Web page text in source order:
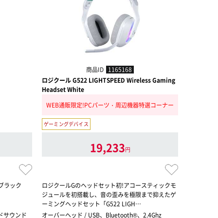
ラック
サウンド
商品ID 1165168
ロジクール G522 LIGHTSPEED Wireless Gaming
Headset White
WEB通販限定!PCパーツ・周辺機器特選コーナー
ゲーミングデバイス
19,233円
ロジクールGのヘッドセット初!アコースティックモ
ジュールを初搭載し、音の歪みを極限まで抑えたゲ
ーミングヘッドセット「G522 LIGH…
オーバーヘッド / USB、Bluetooth®、2.4Ghz